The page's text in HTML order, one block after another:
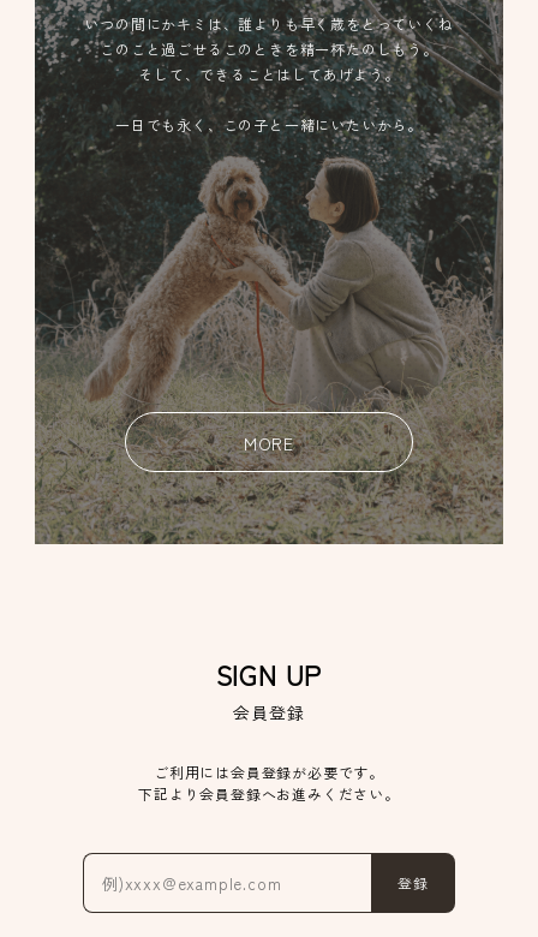
いつの間にかキミは、誰よりも早く歳をとっていくね
このこと過ごせるこのときを精一杯たのしもう。
そして、できることはしてあげよう。
一日でも永く、この子と一緒にいたいから。
MORE
SIGN UP
会員登録
ご利用には会員登録が必要です。
下記より会員登録へお進みください。
登録